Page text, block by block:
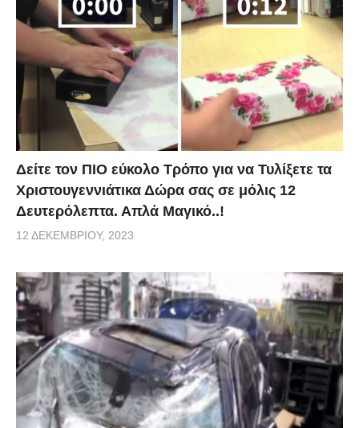
Δείτε τον ΠΙΟ εύκολο Τρόπο για να Τυλίξετε τα
Χριστουγεννιάτικα Δώρα σας σε μόλις 12
Δευτερόλεπτα. Απλά Μαγικό..!
12 ΔΕΚΕΜΒΡΊΟΥ, 2023